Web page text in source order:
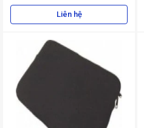
Liên hệ